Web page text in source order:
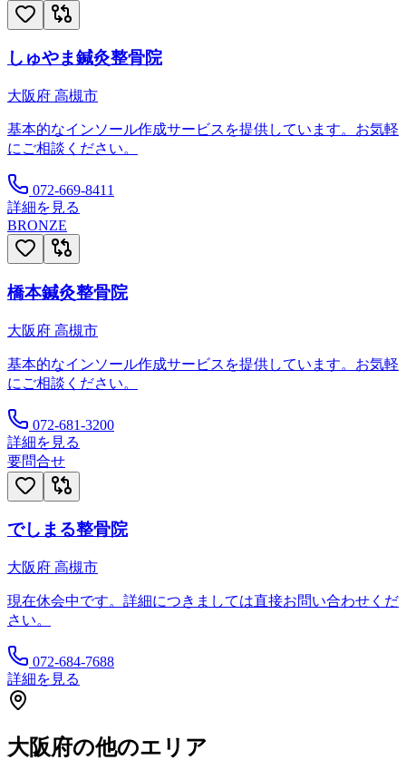
しゅやま鍼灸整骨院
大阪府 高槻市
基本的なインソール作成サービスを提供しています。お気軽
にご相談ください。
072-669-8411
詳細を見る
BRONZE
橋本鍼灸整骨院
大阪府 高槻市
基本的なインソール作成サービスを提供しています。お気軽
にご相談ください。
072-681-3200
詳細を見る
要問合せ
でしまる整骨院
大阪府 高槻市
現在休会中です。詳細につきましては直接お問い合わせくだ
さい。
072-684-7688
詳細を見る
大阪府の他のエリア